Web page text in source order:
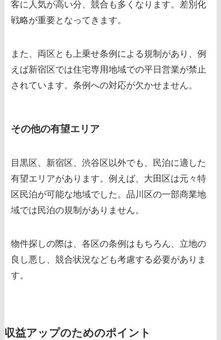
客に人気が高い分、競合も多くなります。差別化
戦略が重要となってきます。
また、両区とも上乗せ条例による規制があり、例
えば新宿区では住宅専用地域での平日営業が禁止
されています。条例への対応が欠かせません。
その他の有望エリア
目黒区、新宿区、渋谷区以外でも、民泊に適した
有望エリアがあります。例えば、大田区は元々特
区民泊が可能な地域でした。品川区の一部商業地
域では民泊の規制がありません。
物件探しの際は、各区の条例はもちろん、立地の
良し悪し、競合状況なども考慮する必要がありま
す。
収益アップのためのポイント